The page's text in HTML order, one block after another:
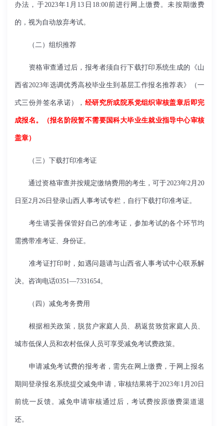
办法，于2023年1 月 13 日 18:00前进行网上缴费。未按期缴费
的，视为自动放弃考试。
（二）组织推荐
资格审查通过后，报考者须自行下载打印系统生成的《山
西省2023年选调优秀高校毕业生到基层工作报名推荐表》（一
式三份并签名承诺）， 经研究所或院系党组织审核盖章后即完
成报名。（报名阶段暂不需要国科大毕业生就业指导中心审核
盖章）
（三）下载打印准考证
通过资格审查并按规定缴纳费用的考生，可于2023年2 月 20
日至2 月 26日登录山西人事考试专栏，自行下载打印准考证。
考生请妥善保管好自己的准考证，参加考试的各个环节均
需携带准考证、身份证。
准考证打印时，如遇问题请与山西省人事考试中心联系解
决。咨询电话0351—7331654。
（四）减免考务费用
根据相关政策，脱贫户家庭人员、易返贫致贫家庭人员、
城市低保人员和农村低保人员可享受减免考试费政策。
申请减免考试费的报考者，需先在网上缴费，于网上报名
期间登录报名系统提交减免申请，审核结果将于2023年1 月 20日
前统一反馈。减免申请审核通过后，考试费按原缴费渠道退
还。